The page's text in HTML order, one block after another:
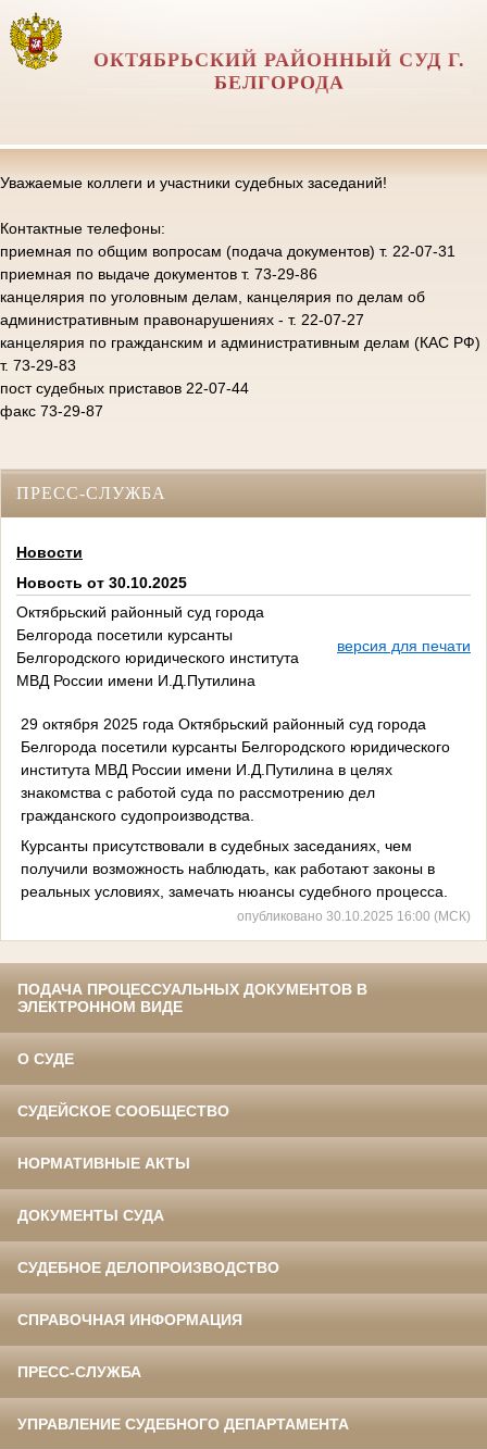
ОКТЯБРЬСКИЙ РАЙОННЫЙ СУД Г.
БЕЛГОРОДА
Уважаемые коллеги и участники судебных заседаний!
Контактные телефоны:
приемная по общим вопросам (подача документов) т. 22-07-31
приемная по выдаче документов т. 73-29-86
канцелярия по уголовным делам, канцелярия по делам об
административным правонарушениях - т. 22-07-27
канцелярия по гражданским и административным делам (КАС РФ)
т. 73-29-83
пост судебных приставов 22-07-44
факс 73-29-87
ПРЕСС-СЛУЖБА
Новости
Новость от 30.10.2025
Октябрьский районный суд города
Белгорода посетили курсанты
Белгородского юридического института
МВД России имени И.Д.Путилина
версия для печати
29 октября 2025 года Октябрьский районный суд города
Белгорода посетили курсанты Белгородского юридического
института МВД России имени И.Д.Путилина в целях
знакомства с работой суда по рассмотрению дел
гражданского судопроизводства.
Курсанты присутствовали в судебных заседаниях, чем
получили возможность наблюдать, как работают законы в
реальных условиях, замечать нюансы судебного процесса.
опубликовано 30.10.2025 16:00 (МСК)
ПОДАЧА ПРОЦЕССУАЛЬНЫХ ДОКУМЕНТОВ В
ЭЛЕКТРОННОМ ВИДЕ
О СУДЕ
СУДЕЙСКОЕ СООБЩЕСТВО
НОРМАТИВНЫЕ АКТЫ
ДОКУМЕНТЫ СУДА
СУДЕБНОЕ ДЕЛОПРОИЗВОДСТВО
СПРАВОЧНАЯ ИНФОРМАЦИЯ
ПРЕСС-СЛУЖБА
УПРАВЛЕНИЕ СУДЕБНОГО ДЕПАРТАМЕНТА